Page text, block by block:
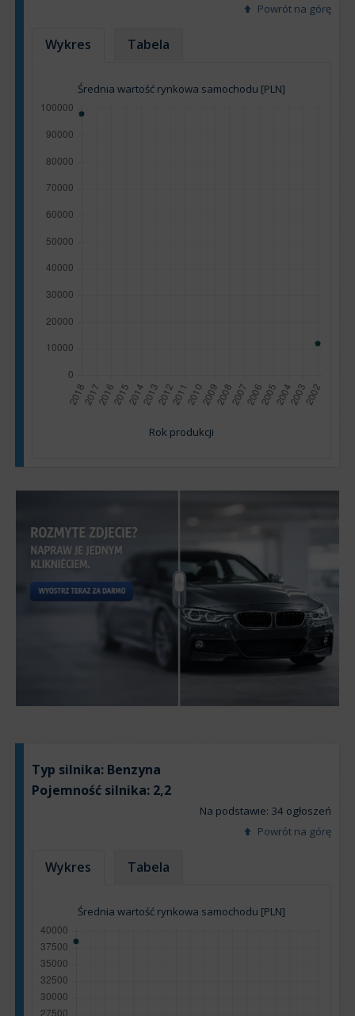
Powrót na górę
Wykres Tabela
Średnia wartość rynkowa samochodu [PLN]
Rok produkcji
Typ silnika: Benzyna
Pojemność silnika: 2,2
Na podstawie: 34 ogłoszeń
Powrót na górę
Wykres Tabela
Średnia wartość rynkowa samochodu [PLN]